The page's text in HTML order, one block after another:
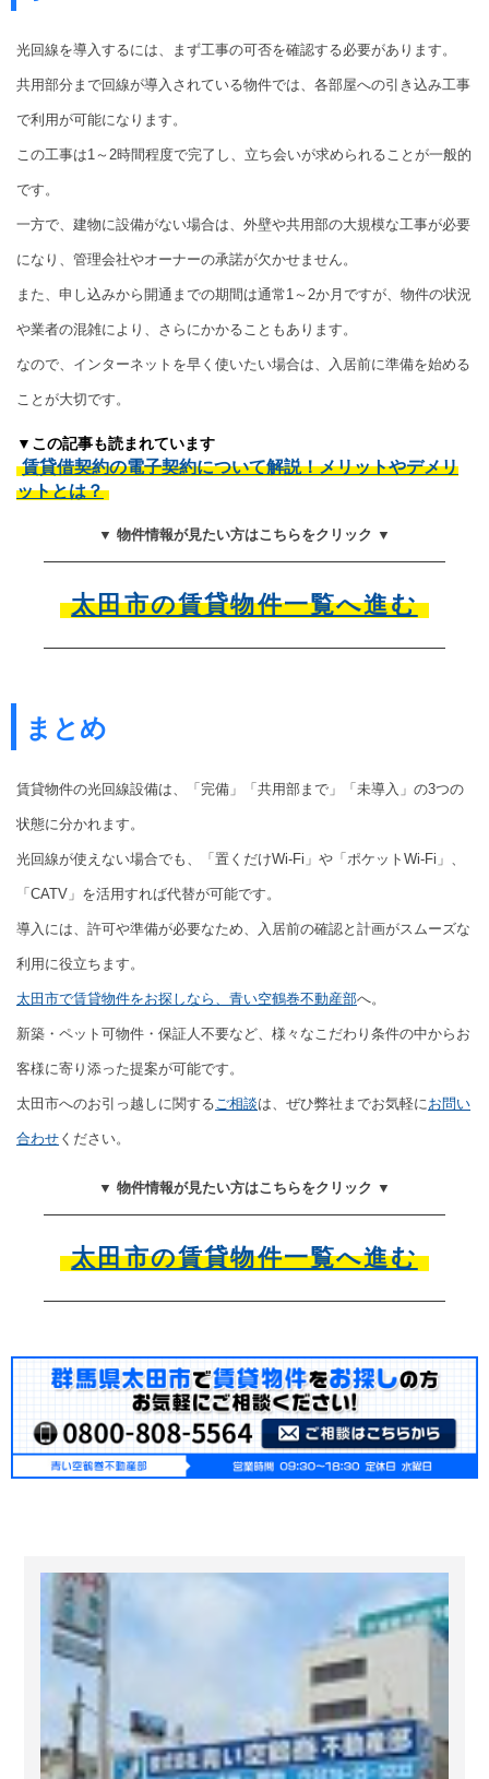
光回線を導入するには、まず工事の可否を確認する必要があります。
共用部分まで回線が導入されている物件では、各部屋への引き込み工事
で利用が可能になります。
この工事は1～2時間程度で完了し、立ち会いが求められることが一般的
です。
一方で、建物に設備がない場合は、外壁や共用部の大規模な工事が必要
になり、管理会社やオーナーの承諾が欠かせません。
また、申し込みから開通までの期間は通常1～2か月ですが、物件の状況
や業者の混雑により、さらにかかることもあります。
なので、インターネットを早く使いたい場合は、入居前に準備を始める
ことが大切です。
▼この記事も読まれています
賃貸借契約の電子契約について解説！メリットやデメリ
ットとは？
▼ 物件情報が見たい方はこちらをクリック ▼
太田市の賃貸物件一覧へ進む
まとめ
賃貸物件の光回線設備は、「完備」「共用部まで」「未導入」の3つの
状態に分かれます。
光回線が使えない場合でも、「置くだけWi-Fi」や「ポケットWi-Fi」、
「CATV」を活用すれば代替が可能です。
導入には、許可や準備が必要なため、入居前の確認と計画がスムーズな
利用に役立ちます。
太田市で賃貸物件をお探しなら、青い空鶴巻不動産部へ。
新築・ペット可物件・保証人不要など、様々なこだわり条件の中からお
客様に寄り添った提案が可能です。
太田市へのお引っ越しに関するご相談は、ぜひ弊社までお気軽にお問い
合わせ ください。
▼ 物件情報が見たい方はこちらをクリック ▼
太田市の賃貸物件一覧へ進む